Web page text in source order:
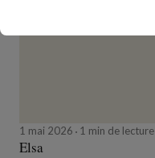
1 mai 2026 1 min de lecture
Elsa